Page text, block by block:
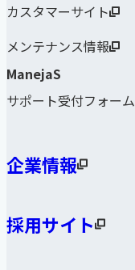
カスタマーサイト
メンテナンス情報
ManejaS
サポート受付フォーム
企業情報
採用サイト